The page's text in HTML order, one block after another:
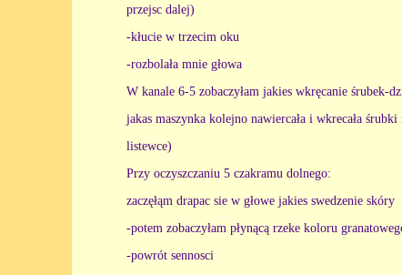
przejsc dalej)
-kłucie w trzecim oku
-rozbolała mnie głowa
W kanale 6-5 zobaczyłam jakies wkręcanie śrubek-
jakas maszynka kolejno nawiercała i wkrecała
listewce)
Przy oczyszczaniu 5 czakramu dolnego:
zaczęłąm drapac sie w głowe jakies swedzenie skóry
-potem zobaczyłam płynącą rzeke koloru
-powrót sennosci